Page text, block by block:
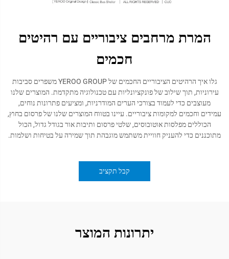
המרת מרחבים ציבוריים עם רהיטים
חכמים
גלו איך הרהיטים הציבוריים החכמים של YEROO GROUP משפרים סביבות
עירוניות, תוך שילוב של פונקציונליות עם טכנולוגיה מתקדמת. המוצרים שלנו
מעוצבים כדי לעמוד בצורכי הערים המודרניות, ומציעים פתרונות נוחים,
עמידים וחכמים למקומות ציבוריים. עיינו בטווח המוצרים שלנו של פרסום בחוץ,
הכוללים מפלסות אוטובוסים, שלטי פרסום ותיבות אור בגודל גדול, הכול
מתוכננים כדי להעניק חוויית משתמש מוגבהת תוך שמירה על בטיחות ושלמות.
קבל תקציב
יתרונות המוצר